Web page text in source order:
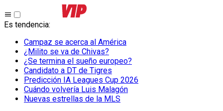
Es tendencia:
Campaz se acerca al América
¿Milito se va de Chivas?
¿Se termina el sueño europeo?
Candidato a DT de Tigres
Predicción IA Leagues Cup 2026
Cuándo volvería Luis Malagón
Nuevas estrellas de la MLS